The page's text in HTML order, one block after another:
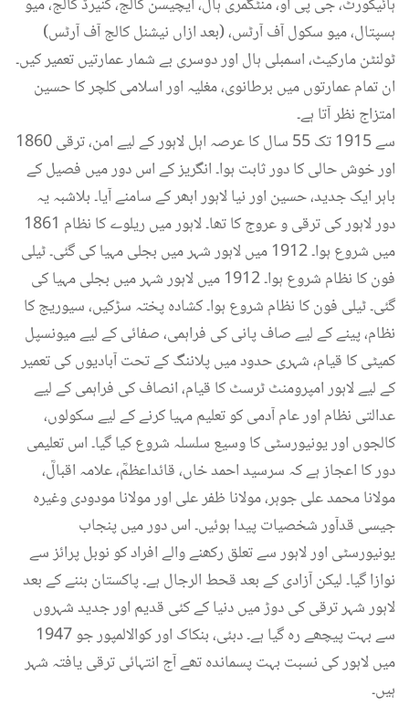
ہائیکورٹ، جی پی او، منٹگمری ہال، ایچیسن کالج، کنیرڈ کالج، میو
ہسپتال، میو سکول آف آرٹس، (بعد ازاں نیشنل کالج آف آرٹس)
ٹولنٹن مارکیٹ، اسمبلی ہال اور دوسری بے شمار عمارتیں تعمیر کیں۔
ان تمام عمارتوں میں برطانوی، مغلیہ اور اسلامی کلچر کا حسین
امتزاج نظر آتا ہے۔
1860 سے 1915 تک 55 سال کا عرصہ اہل لاہور کے لیے امن، ترقی
اور خوش حالی کا دور ثابت ہوا۔ انگریز کے اس دور میں فصیل کے
باہر ایک جدید، حسین اور نیا لاہور ابھر کے سامنے آیا۔ بلاشبہ یہ
دور لاہور کی ترقی و عروج کا تھا۔ لاہور میں ریلوے کا نظام 1861
میں شروع ہوا۔ 1912 میں لاہور شہر میں بجلی مہیا کی گئی۔ ٹیلی
فون کا نظام شروع ہوا۔ 1912 میں لاہور شہر میں بجلی مہیا کی
گئی۔ ٹیلی فون کا نظام شروع ہوا۔ کشادہ پختہ سڑکیں، سیوریج کا
نظام، پینے کے لیے صاف پانی کی فراہمی، صفائی کے لیے میونسپل
کمیٹی کا قیام، شہری حدود میں پلاننگ کے تحت آبادیوں کی تعمیر
کے لیے لاہور امپرومنٹ ٹرسٹ کا قیام، انصاف کی فراہمی کے لیے
عدالتی نظام اور عام آدمی کو تعلیم مہیا کرنے کے لیے سکولوں،
کالجوں اور یونیورسٹی کا وسیع سلسلہ شروع کیا گیا۔ اس تعلیمی
دور کا اعجاز ہے کہ سرسید احمد خاں، قائداعظمؒ، علامہ اقبالؒ،
مولانا محمد علی جوہر، مولانا ظفر علی اور مولانا مودودی وغیرہ
جیسی قدآور شخصیات پیدا ہوئیں۔ اس دور میں پنجاب
یونیورسٹی اور لاہور سے تعلق رکھنے والے افراد کو نوبل پرائز سے
نوازا گیا۔ لیکن آزادی کے بعد قحط الرجال ہے۔ پاکستان بننے کے بعد
لاہور شہر ترقی کی دوڑ میں دنیا کے کئی قدیم اور جدید شہروں
سے بہت پیچھے رہ گیا ہے۔ دبئی، بنکاک اور کوالالمپور جو 1947
میں لاہور کی نسبت بہت پسماندہ تھے آج انتہائی ترقی یافتہ شہر
ہیں۔